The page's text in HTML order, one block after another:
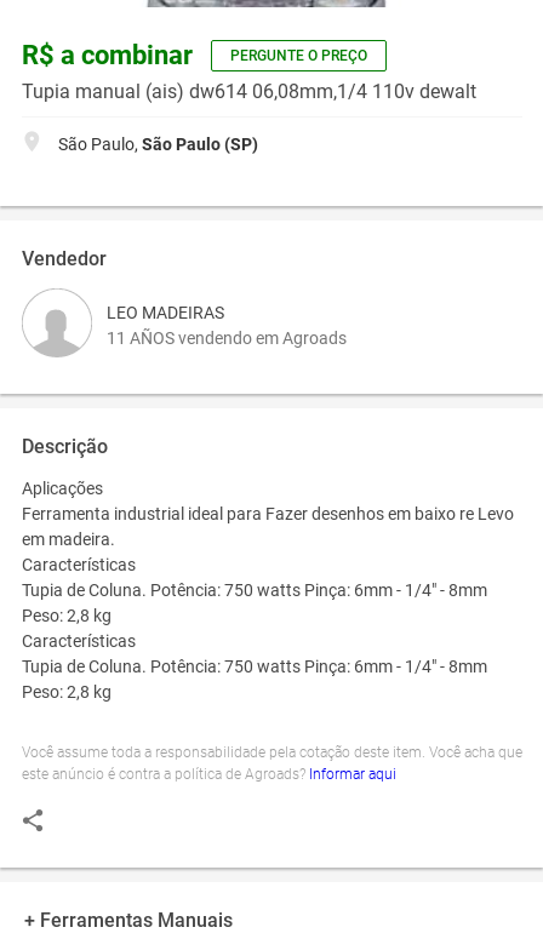
R$ a combinar PERGUNTE O PREÇO
Tupia manual (ais) dw614 06,08mm,1/4 110v dewalt
São Paulo, São Paulo (SP)
Vendedor
LEO MADEIRAS
11 AÑOS vendendo em Agroads
Descrição
Aplicações
Ferramenta industrial ideal para Fazer desenhos em baixo re Levo
em madeira.
Características
Tupia de Coluna. Potência: 750 watts Pinça: 6mm - 1/4" - 8mm
Peso: 2,8 kg
Características
Tupia de Coluna. Potência: 750 watts Pinça: 6mm - 1/4" - 8mm
Peso: 2,8 kg
Você assume toda a responsabilidade pela cotação deste item. Você acha que
este anúncio é contra a política de Agroads? Informar aqui
+ Ferramentas Manuais